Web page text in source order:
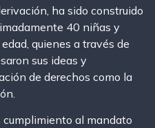
ha sido construido
40 niñas y
quienes a través de
sus ideas y
de derechos como la
al mandato